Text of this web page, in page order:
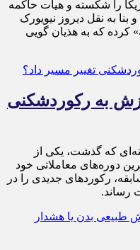
را شکسته و هیات حاکمه
بنا به نقل دیروز نیویورک
کرده که به هذیان گویی
به رکوردشکنی
که گذشت، یکی از
دوره‌های معاملاتی خود
رکوردهای جدیدی را در